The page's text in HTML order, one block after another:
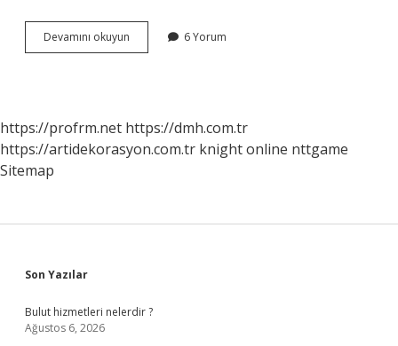
Devamını okuyun
I
6 Yorum
https://profrm.net https://dmh.com.tr
https://artidekorasyon.com.tr knight online nttgame
Sitemap
Sidebar
Son Yazılar
Bulut hizmetleri nelerdir ?
Ağustos 6, 2026